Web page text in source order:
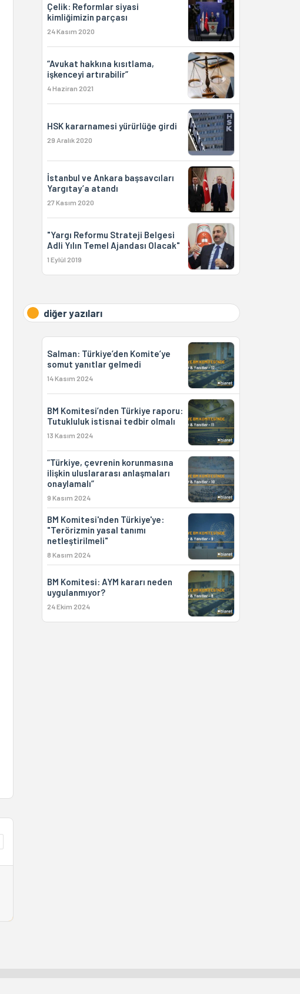
Çelik: Reformlar siyasi
kimliğimizin parçası
24 Kasım 2020
“Avukat hakkına kısıtlama,
işkenceyi artırabilir”
4 Haziran 2021
HSK kararnamesi yürürlüğe girdi
29 Aralık 2020
İstanbul ve Ankara başsavcıları
Yargıtay’a atandı
27 Kasım 2020
"Yargı Reformu Strateji Belgesi
Adli Yılın Temel Ajandası Olacak"
1 Eylül 2019
diğer yazıları
Salman: Türkiye’den Komite’ye
somut yanıtlar gelmedi
14 Kasım 2024
BM Komitesi’nden Türkiye raporu:
Tutukluluk istisnai tedbir olmalı
13 Kasım 2024
“Türkiye, çevrenin korunmasına
ilişkin uluslararası anlaşmaları
onaylamalı”
9 Kasım 2024
BM Komitesi'nden Türkiye'ye:
"Terörizmin yasal tanımı
netleştirilmeli"
8 Kasım 2024
BM Komitesi: AYM kararı neden
uygulanmıyor?
24 Ekim 2024